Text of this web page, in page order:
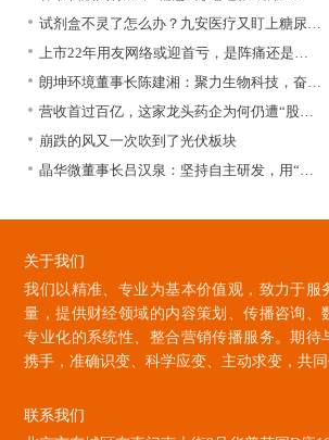
试剂盒不灵了怎么办？九安医疗又盯上糖尿…
上市22年用友网络或迎首亏，是阵痛还是…
朗坤环境董事长陈建湘：聚力生物科技，奋…
营收首过百亿，这家龙头药企为何仍遭“股…
崩跌的风又一次吹到了光伏板块
晶华微董事长吕汉泉：坚持自主研发，用“…
关于我们
我们以精准、专业为基本价值观，致力于服
量，提供财经领域的内容策划、传播咨询、
专业化的系统性、整合营销传播服务。期待
携手，准确识变、科学应变、主动求变，共
联系我们